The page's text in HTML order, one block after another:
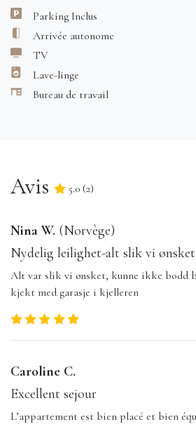
Parking Inclus
Arrivée autonome
TV
Lave-linge
Bureau de travail
Avis 5.0/5
5.0 (2)
Nina W. (Norvège)
Nydelig leilighet-alt slik vi
Alt var slik vi ønsket, kunne ikke bodd
kjekt med garasje i kjelleren
Caroline C.
Excellent sejour
L’appartement est bien placé et bien